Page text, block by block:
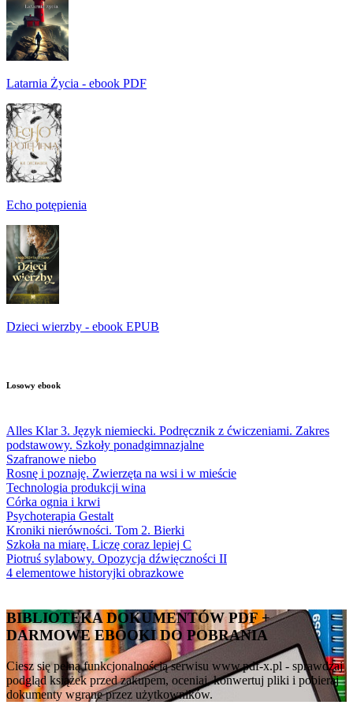
Latarnia Życia - ebook PDF
Echo potępienia
Dzieci wierzby - ebook EPUB
Losowy ebook
Alles Klar 3. Język niemiecki. Podręcznik z ćwiczeniami. Zakres
podstawowy. Szkoły ponadgimnazjalne
Szafranowe niebo
Rosnę i poznaję. Zwierzęta na wsi i w mieście
Technologia produkcji wina
Córka ognia i krwi
Psychoterapia Gestalt
Kroniki nierówności. Tom 2. Bierki
Szkoła na miarę. Liczę coraz lepiej C
Piotruś sylabowy. Opozycja dźwięczności II
4 elementowe historyjki obrazkowe
BIBLIOTEKA DOKUMENTÓW PDF +
DARMOWE EBOOKI DO POBRANIA
Ciesz się pełną funkcjonalnością serwisu www.pdf-x.pl - sprawdzaj
podgląd książek przed zakupem, oceniaj, konwertuj pliki i pobieraj
dokumenty wgrane przez użytkowników.